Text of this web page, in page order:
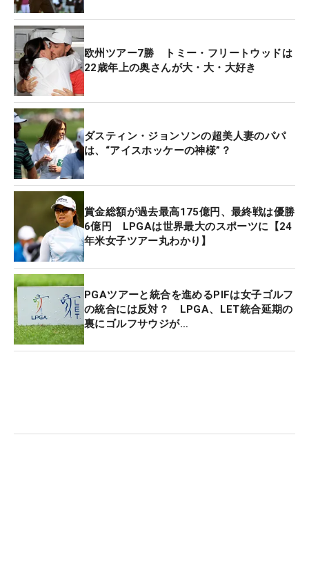
欧州ツアー7勝 トミー・フリートウッドは
22歳年上の奥さんが大・大・大好き
ダスティン・ジョンソンの超美人妻のパパ
は、“アイスホッケーの神様”？
賞金総額が過去最高175億円、最終戦は優勝
6億円 LPGAは世界最大のスポーツに【24
年米女子ツアー丸わかり】
PGAツアーと統合を進めるPIFは女子ゴルフ
の統合には反対？ LPGA、LET統合延期の
裏にゴルフサウジが…